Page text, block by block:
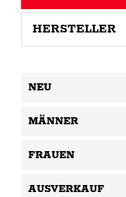
HERSTELLER
NEU
MÄNNER
FRAUEN
AUSVERKAUF